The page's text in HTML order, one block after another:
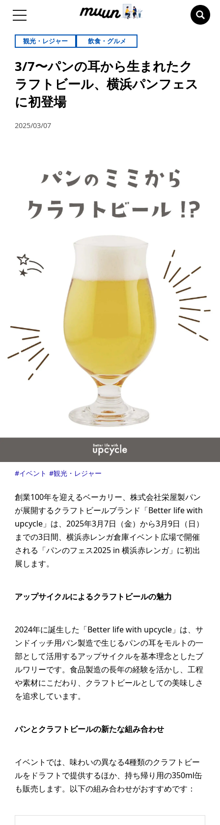
観光・レジャー 飲食・グルメ
​3/7〜パンの耳から生まれたク
ラフトビール、横浜パンフェス
に初登場​
2025/03/07
イベント 観光・レジャー
創業100年を迎えるベーカリー、株式会社栄屋製パン
が展開するクラフトビールブランド「Better life with
upcycle」は、2025年3月7日（金）から3月9日（日）
までの3日間、横浜赤レンガ倉庫イベント広場で開催
される「パンのフェス2025 in 横浜赤レンガ」に初出
展します。
アップサイクルによるクラフトビールの魅力
2024年に誕生した「Better life with upcycle」は、サ
ンドイッチ用パン製造で生じるパンの耳をモルトの一
部として活用するアップサイクルを基本理念としたブ
ルワリーです。​食品製造の長年の経験を活かし、工程
や素材にこだわり、クラフトビールとしての美味しさ
を追求しています。
パンとクラフトビールの新たな組み合わせ
イベントでは、味わいの異なる4種類のクラフトビー
ルをドラフトで提供するほか、持ち帰り用の350ml缶
も販売します。​以下の組み合わせがおすすめです：​